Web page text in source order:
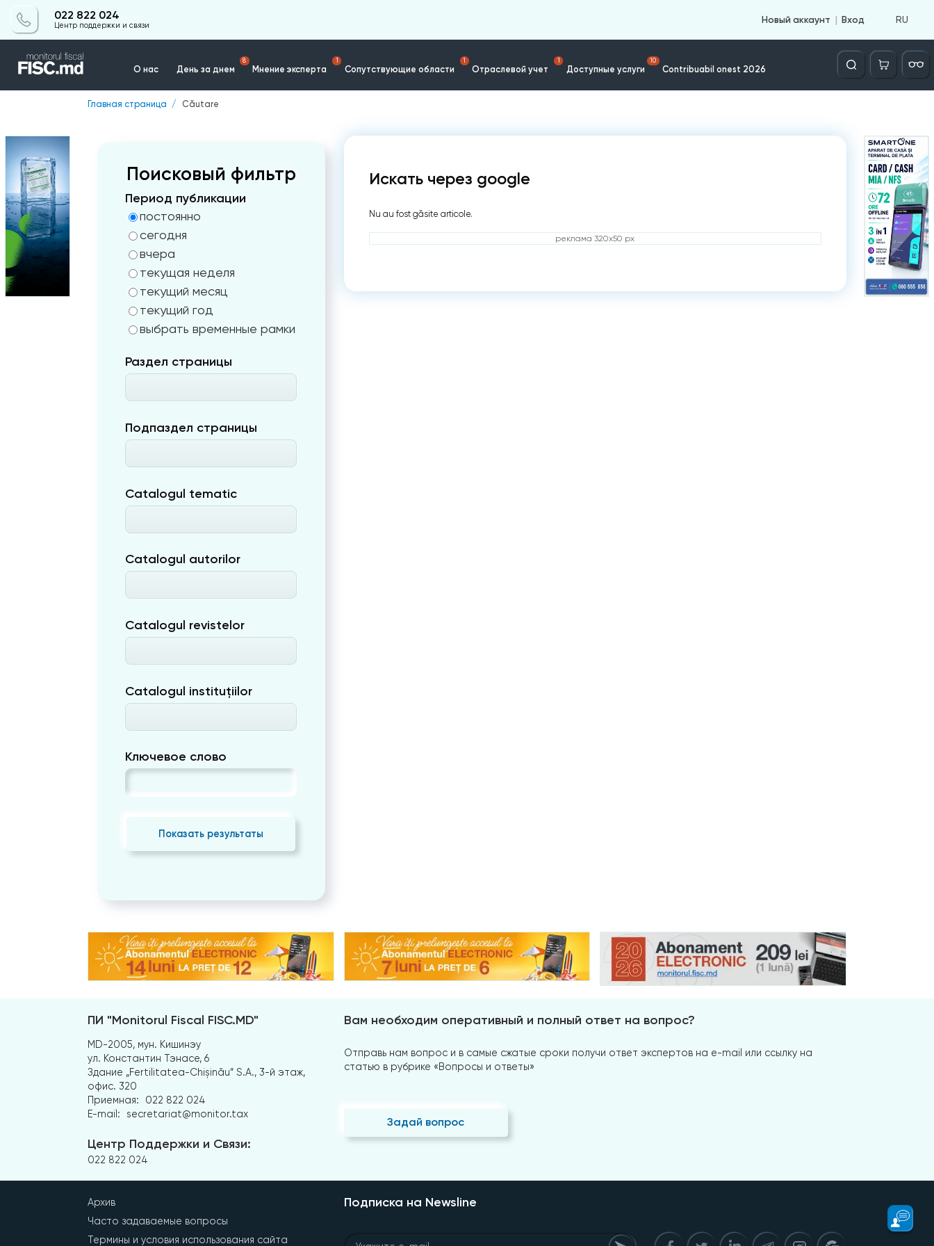
022 822 024
Центр поддержки и связи
Новый аккаунт Вход RU
О нас День за днем
8
Мнение эксперта
1
Сопутствующие области
1
Отраслевой учет
1
Доступные услуги
10
Contribuabil onest 2026
Căutare
Главная страница Căutare
Поисковый фильтр
Период публикации
постоянно
сегодня
вчера
текущая неделя
текущий месяц
текущий год
выбрать временные рамки
Раздел страницы
Подпаздел страницы
Catalogul tematic
Catalogul autorilor
Catalogul revistelor
Catalogul instituțiilor
Ключевое слово
Показать результаты
Искать через google
Nu au fost găsite articole.
реклама 320x50 px
ПИ "Monitorul Fiscal FISC.MD"
MD-2005, мун. Кишинэу
ул. Константин Тэнасе, 6
Здание „Fertilitatea-Chișinău” S.A., 3-й этаж,
офис. 320
Приемная:
022 822 024
E-mail:
secretariat@monitor.tax
Центр Поддержки и Связи:
022 822 024
Вам необходим оперативный и полный ответ на вопрос?
Отправь нам вопрос и в самые сжатые сроки получи ответ экспертов на e-mail или ссылку на
статью в рубрике «Вопросы и ответы»
Задай вопрос
Архив
Часто задаваемые вопросы
Термины и условия использования сайта
Подписка на Newsline